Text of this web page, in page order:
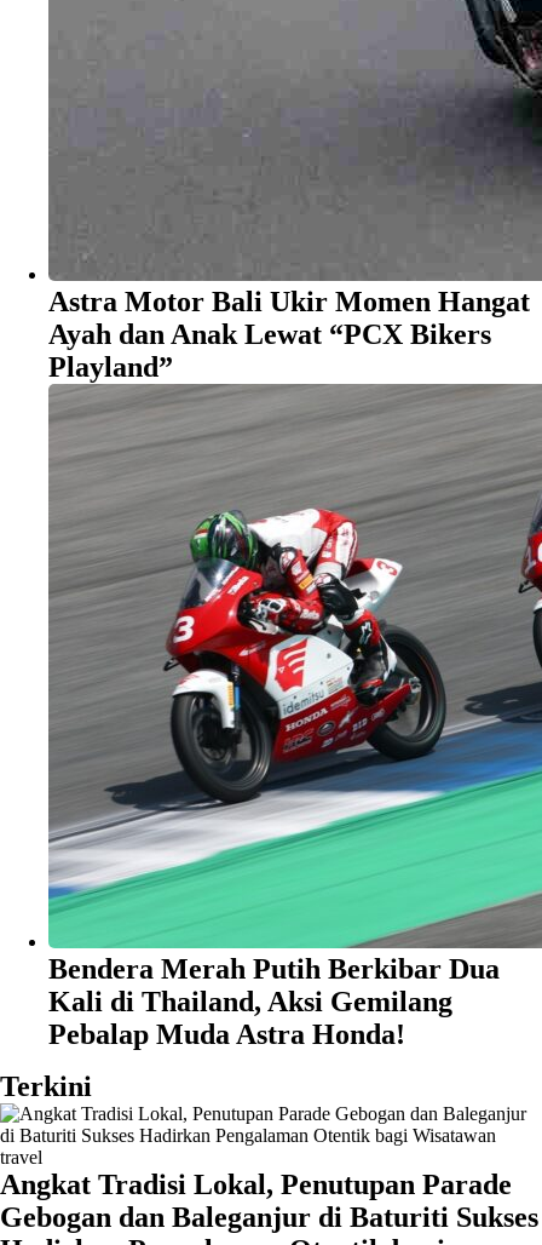
Astra Motor Bali Ukir Momen Hangat
Ayah dan Anak Lewat “PCX Bikers
Playland”
Bendera Merah Putih Berkibar Dua
Kali di Thailand, Aksi Gemilang
Pebalap Muda Astra Honda!
Terkini
travel
Angkat Tradisi Lokal, Penutupan Parade
Gebogan dan Baleganjur di Baturiti Sukses